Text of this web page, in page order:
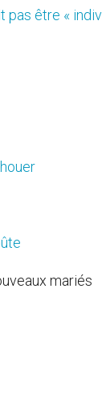
pas être «
mariés